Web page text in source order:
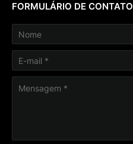
FORMULÁRIO DE CONTATO